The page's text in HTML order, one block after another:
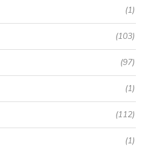
(1)
(103)
(97)
(1)
(112)
(1)